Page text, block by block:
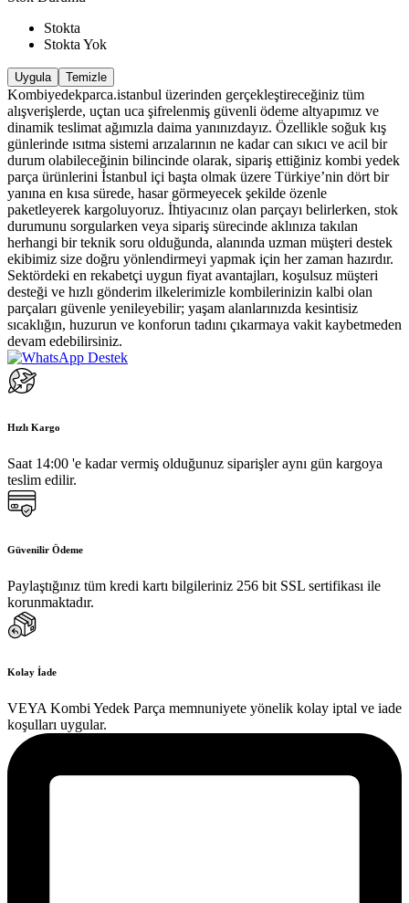
Stokta
Stokta Yok
Uygula Temizle
Kombiyedekparca.istanbul üzerinden gerçekleştireceğiniz tüm
alışverişlerde, uçtan uca şifrelenmiş güvenli ödeme altyapımız ve
dinamik teslimat ağımızla daima yanınızdayız. Özellikle soğuk kış
günlerinde ısıtma sistemi arızalarının ne kadar can sıkıcı ve acil bir
durum olabileceğinin bilincinde olarak, sipariş ettiğiniz kombi yedek
parça ürünlerini İstanbul içi başta olmak üzere Türkiye’nin dört bir
yanına en kısa sürede, hasar görmeyecek şekilde özenle
paketleyerek kargoluyoruz. İhtiyacınız olan parçayı belirlerken, stok
durumunu sorgularken veya sipariş sürecinde aklınıza takılan
herhangi bir teknik soru olduğunda, alanında uzman müşteri destek
ekibimiz size doğru yönlendirmeyi yapmak için her zaman hazırdır.
Sektördeki en rekabetçi uygun fiyat avantajları, koşulsuz müşteri
desteği ve hızlı gönderim ilkelerimizle kombilerinizin kalbi olan
parçaları güvenle yenileyebilir; yaşam alanlarınızda kesintisiz
sıcaklığın, huzurun ve konforun tadını çıkarmaya vakit kaybetmeden
devam edebilirsiniz.
Hızlı Kargo
Saat 14:00 'e kadar vermiş olduğunuz siparişler aynı gün kargoya
teslim edilir.
Güvenilir Ödeme
Paylaştığınız tüm kredi kartı bilgileriniz 256 bit SSL sertifikası ile
korunmaktadır.
Kolay İade
VEYA Kombi Yedek Parça memnuniyete yönelik kolay iptal ve iade
koşulları uygular.